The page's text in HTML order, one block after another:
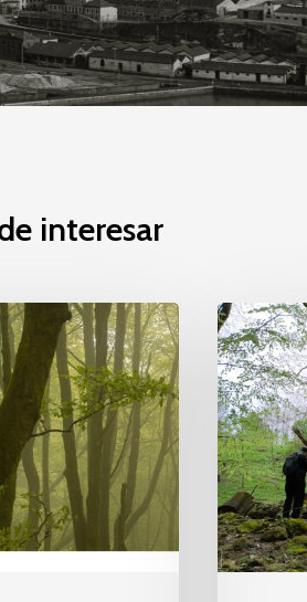
interesar